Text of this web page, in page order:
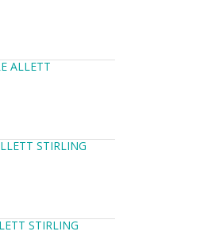
ALLETT
STIRLING
STIRLING